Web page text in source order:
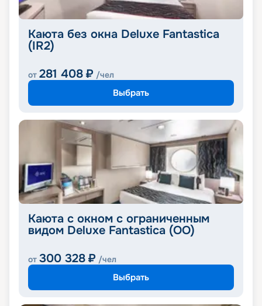
Каюта без окна Deluxe Fantastica
(IR2)
от 281 408 ₽ /чел
Выбрать
Каюта с окном с ограниченным
видом Deluxe Fantastica (OO)
от 300 328 ₽ /чел
Выбрать